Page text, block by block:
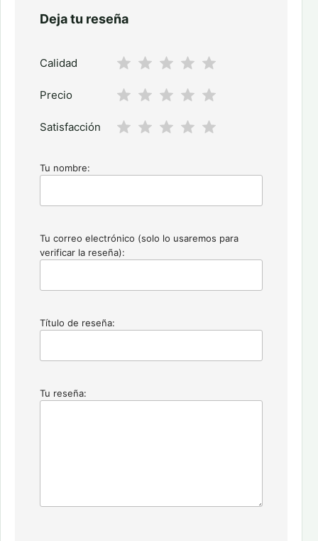
Deja tu reseña
Calidad
Precio
Satisfacción
Tu nombre:
Tu correo electrónico (solo lo usaremos para
verificar la reseña):
Título de reseña:
Tu reseña: